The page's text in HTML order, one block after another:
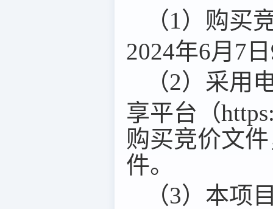
（1） 购买
2024年6月 7 日
（2） 采用
享平台 （
购买竞价文件
件。
（3） 本项